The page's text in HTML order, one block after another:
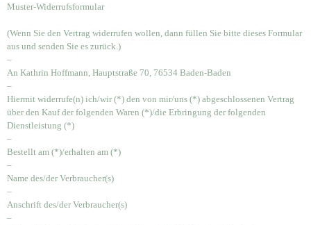
Muster-Widerrufsformular
(Wenn Sie den Vertrag widerrufen wollen, dann füllen Sie bitte dieses Formular
aus und senden Sie es zurück.)
–
An Kathrin Hoffmann, Hauptstraße 70, 76534 Baden-Baden
–
Hiermit widerrufe(n) ich/wir (*) den von mir/uns (*) abgeschlossenen Vertrag
über den Kauf der folgenden Waren (*)/die Erbringung der folgenden
Dienstleistung (*)
–
Bestellt am (*)/erhalten am (*)
–
Name des/der Verbraucher(s)
–
Anschrift des/der Verbraucher(s)
–